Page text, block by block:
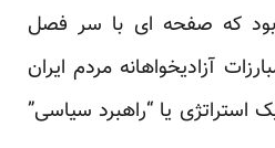
بود که صفحه ای با سر فصل
آزادیخواهانه مردم ایران
استراتژی یا “راهبرد سیاسی”